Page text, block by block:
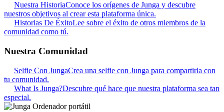
Nuestra HistoriaConoce los orígenes de Junga y descubre
nuestros objetivos al crear esta plataforma única.
Historias De ÉxitoLee sobre el éxito de otros miembros de la
comunidad como tú.
Nuestra Comunidad
Selfie Con JungaCrea una selfie con Junga para compartirla con
tu comunidad.
What Is Junga?Descubre qué hace que nuestra plataforma sea tan
especial.